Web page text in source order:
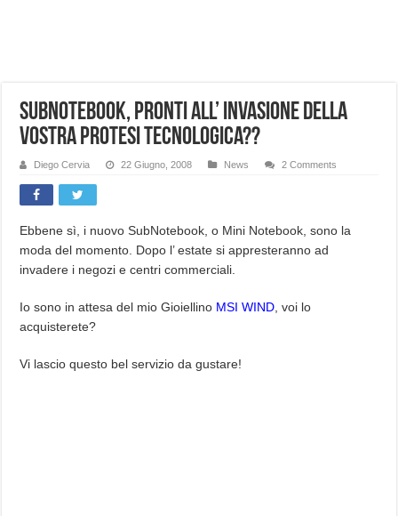
Cecotec Millor, recensione della mountain bike elettrica biammortizzata.
Chi l’ha detto che gli Open-Ear suonano male? Recensione EarFun Clip 2
BENKS OMNIWARRIOR: Più di un semplice vetro temperato!
Brondi Amico Vero 4G: Focus su SOS, sicurezza e controllo da remoto.
Brondi Amico VERO 4G : Focus su SOS e comandi da remoto
SubNotebook, pronti all’ invasione della
vostra protesi tecnologica??
Diego Cervia 22 Giugno, 2008 News 2 Comments
Ebbene sì, i nuovo SubNotebook, o Mini Notebook, sono la
moda del momento. Dopo l’ estate si appresteranno ad
invadere i negozi e centri commerciali.
Io sono in attesa del mio Gioiellino MSI WIND , voi lo
acquisterete?
Vi lascio questo bel servizio da gustare!